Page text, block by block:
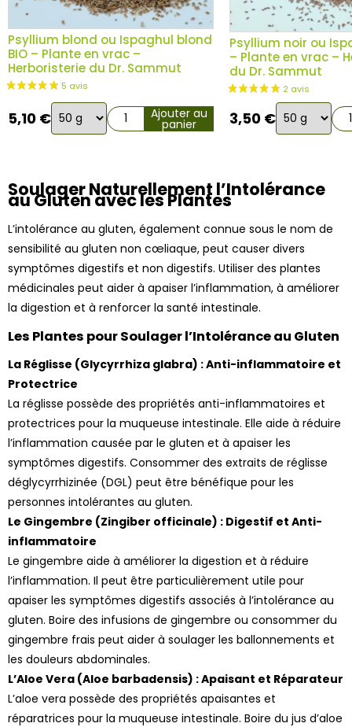
Soulager Naturellement l’Intolérance
au Gluten avec les Plantes
L’intolérance au gluten, également connue sous le nom de
sensibilité au gluten non cœliaque, peut causer divers
symptômes digestifs et non digestifs. Utiliser des plantes
médicinales peut aider à apaiser l’inflammation, à améliorer
la digestion et à renforcer la santé intestinale.
Les Plantes pour Soulager l’Intolérance au Gluten
La Réglisse (Glycyrrhiza glabra) : Anti-inflammatoire et
Protectrice
La réglisse possède des propriétés anti-inflammatoires et
protectrices pour la muqueuse intestinale. Elle aide à réduire
l’inflammation causée par le gluten et à apaiser les
symptômes digestifs. Consommer des extraits de réglisse
déglycyrrhizinée (DGL) peut être bénéfique pour les
personnes intolérantes au gluten.
Le Gingembre (Zingiber officinale) : Digestif et Anti-
inflammatoire
Le gingembre aide à améliorer la digestion et à réduire
l’inflammation. Il peut être particulièrement utile pour
apaiser les symptômes digestifs associés à l’intolérance au
gluten. Boire des infusions de gingembre ou consommer du
gingembre frais peut aider à soulager les ballonnements et
les douleurs abdominales.
L’Aloe Vera (Aloe barbadensis) : Apaisant et Réparateur
L’aloe vera possède des propriétés apaisantes et
réparatrices pour la muqueuse intestinale. Boire du jus d’aloe
3 avis
Psyllium blond ou Ispaghul blond
BIO – Plante en vrac –
Herboristerie du Dr. Sammut
5,10 €Choix
de
Ajouter au
panier
Psyllium noir ou
– Plante en vrac –
du Dr. Sammut
3,50 €Choix
de